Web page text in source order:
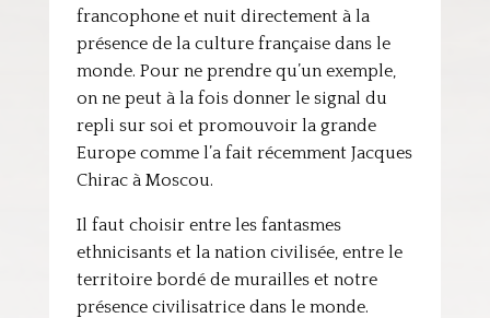
francophone et nuit directement à la
présence de la culture française dans le
monde. Pour ne prendre qu’un exemple,
on ne peut à la fois donner le signal du
repli sur soi et promouvoir la grande
Europe comme l’a fait récemment Jacques
Chirac à Moscou.
Il faut choisir entre les fantasmes
ethnicisants et la nation civilisée, entre le
territoire bordé de murailles et notre
présence civilisatrice dans le monde.